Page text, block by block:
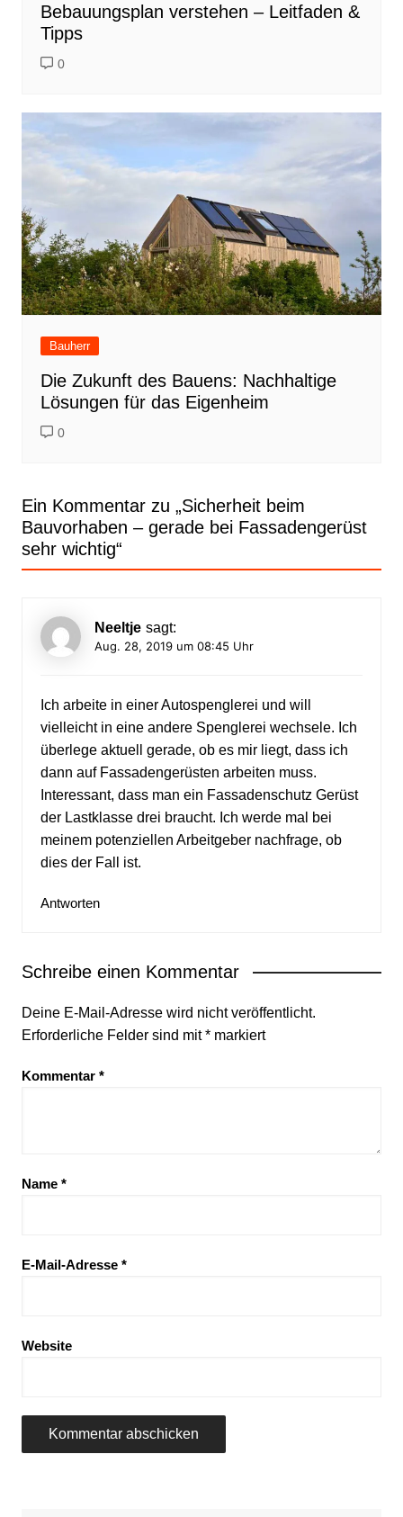
Bebauungsplan verstehen – Leitfaden &
Tipps
0
Bauherr
Die Zukunft des Bauens: Nachhaltige
Lösungen für das Eigenheim
0
Ein Kommentar zu „Sicherheit beim
Bauvorhaben – gerade bei Fassadengerüst
sehr wichtig“
Neeltje sagt:
Aug. 28, 2019 um 08:45 Uhr
Ich arbeite in einer Autospenglerei und will
vielleicht in eine andere Spenglerei wechsele. Ich
überlege aktuell gerade, ob es mir liegt, dass ich
dann auf Fassadengerüsten arbeiten muss.
Interessant, dass man ein Fassadenschutz Gerüst
der Lastklasse drei braucht. Ich werde mal bei
meinem potenziellen Arbeitgeber nachfrage, ob
dies der Fall ist.
Antworten
Schreibe einen Kommentar
Deine E-Mail-Adresse wird nicht veröffentlicht.
Erforderliche Felder sind mit*markiert
Kommentar *
Name *
E-Mail-Adresse *
Website